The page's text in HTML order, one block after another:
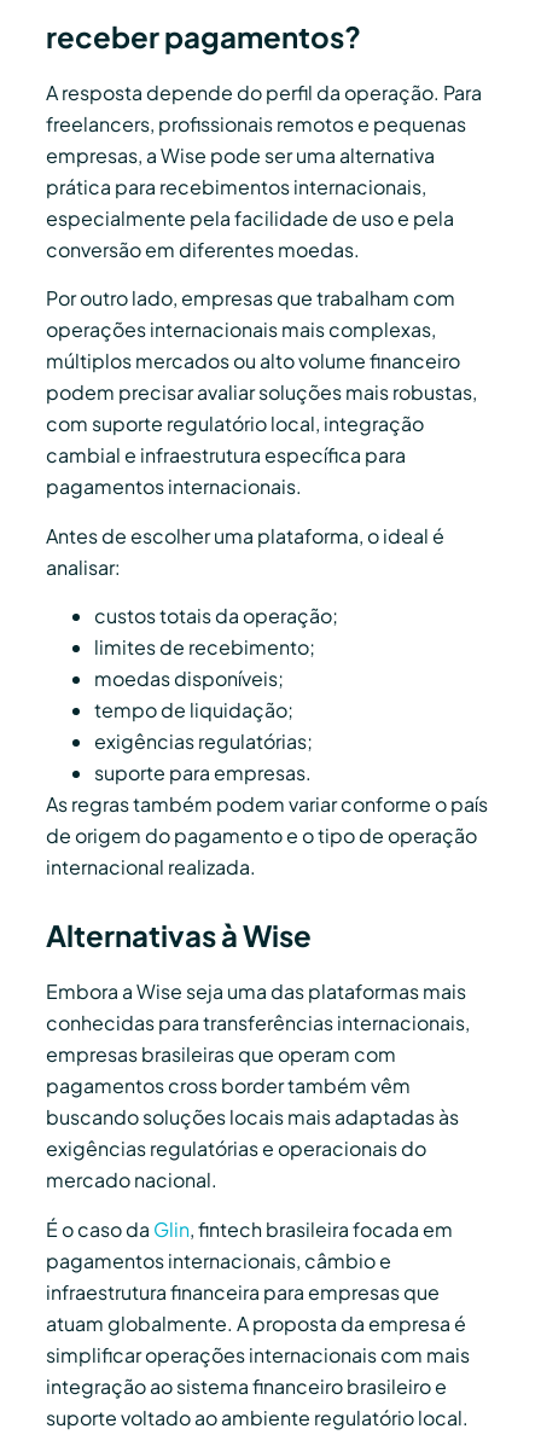
receber pagamentos?
A resposta depende do perfil da operação. Para
freelancers, profissionais remotos e pequenas
empresas, a Wise pode ser uma alternativa
prática para recebimentos internacionais,
especialmente pela facilidade de uso e pela
conversão em diferentes moedas.
Por outro lado, empresas que trabalham com
operações internacionais mais complexas,
múltiplos mercados ou alto volume financeiro
podem precisar avaliar soluções mais robustas,
com suporte regulatório local, integração
cambial e infraestrutura específica para
pagamentos internacionais.
Antes de escolher uma plataforma, o ideal é
analisar:
custos totais da operação;
limites de recebimento;
moedas disponíveis;
tempo de liquidação;
exigências regulatórias;
suporte para empresas.
As regras também podem variar conforme o país
de origem do pagamento e o tipo de operação
internacional realizada.
Alternativas à Wise
Embora a Wise seja uma das plataformas mais
conhecidas para transferências internacionais,
empresas brasileiras que operam com
pagamentos cross border também vêm
buscando soluções locais mais adaptadas às
exigências regulatórias e operacionais do
mercado nacional.
É o caso da Glin, fintech brasileira focada em
pagamentos internacionais, câmbio e
infraestrutura financeira para empresas que
atuam globalmente. A proposta da empresa é
simplificar operações internacionais com mais
integração ao sistema financeiro brasileiro e
suporte voltado ao ambiente regulatório local.